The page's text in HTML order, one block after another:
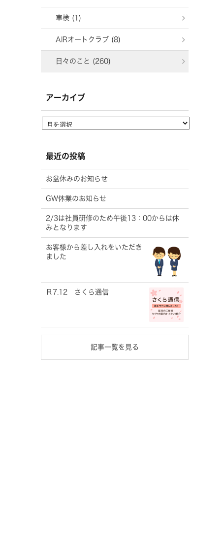
車検 (1)
AIRオートクラブ (8)
日々のこと (260)
アーカイブ
最近の投稿
お盆休みのお知らせ
GW休業のお知らせ
2/3は社員研修のため午後13：00からは休
みとなります
お客様から差し入れをいただき
ました
Ｒ7.12 さくら通信
記事一覧を見る